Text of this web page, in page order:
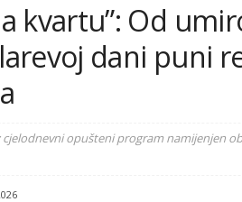
kvartu”: Od
dani puni
cjelodnevni opušteni program namijenjen